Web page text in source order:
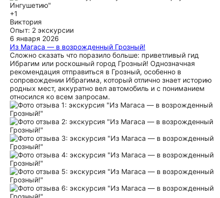
+1
Виктория
Опыт: 2 экскурсии
6 января 2026
Из Магаса — в возрожденный Грозный!
Сложно сказать что поразило больше: приветливый гид
Ибрагим или роскошный город Грозный! Однозначная
рекомендация отправиться в Грозный, особенно в
сопровождении Ибрагима, который отлично знает историю
родных мест, аккуратно вел автомобиль и с пониманием
относился ко всем запросам.